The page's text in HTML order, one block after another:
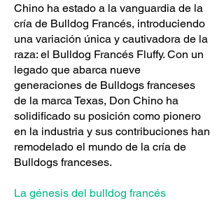
Chino ha estado a la vanguardia de la
cría de Bulldog Francés, introduciendo
una variación única y cautivadora de la
raza: el Bulldog Francés Fluffy. Con un
legado que abarca nueve
generaciones de Bulldogs franceses
de la marca Texas, Don Chino ha
solidificado su posición como pionero
en la industria y sus contribuciones han
remodelado el mundo de la cría de
Bulldogs franceses.
La génesis del bulldog francés